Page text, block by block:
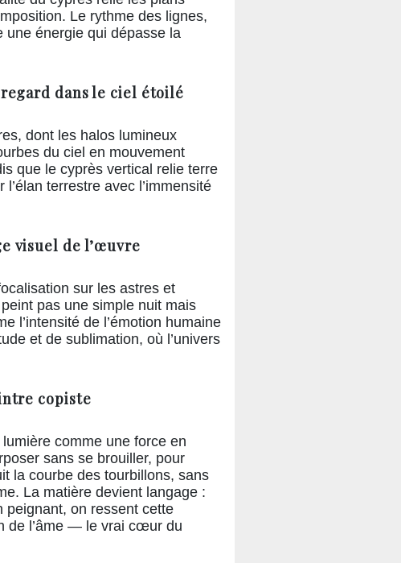
Le rythme des lignes,
une énergie qui dépasse la
dans le ciel étoilé
dont les halos lumineux
du ciel en mouvement
que le cyprès vertical relie terre
terrestre avec l’immensité
visuel de l’œuvre
sur les astres et
pas une simple nuit mais
l’intensité de l’émotion humaine
et de sublimation, où l’univers
copiste
lumière comme une force en
sans se brouiller, pour
la courbe des tourbillons, sans
La matière devient langage :
peignant, on ressent cette
de l’âme — le vrai cœur du